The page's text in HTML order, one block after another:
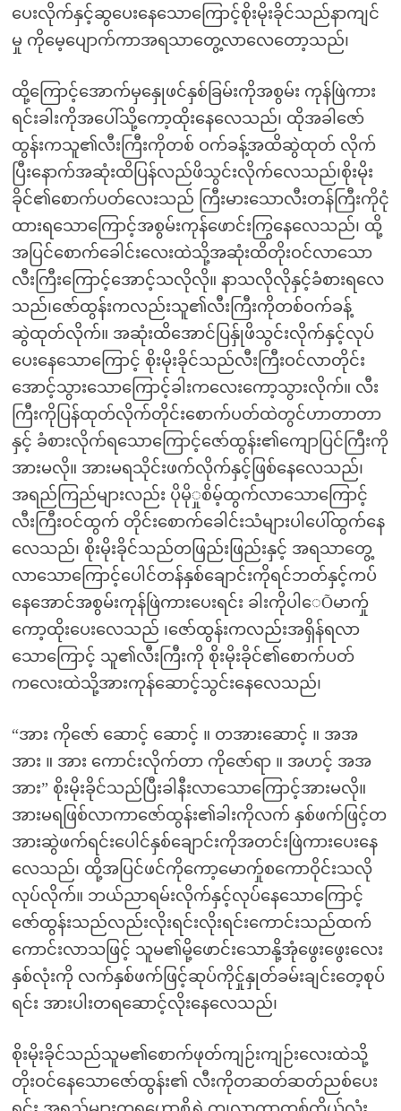
ပေးလိုက်နှင့်ဆွပေးနေသောကြောင့်စိုးမိုးခိုင်သည်နာကျင်
မှု ကိုမေ့ပျောက်ကာအရသာတွေ့လာလေတော့သည်၊
ထို့ကြောင့်အောက်မှနှေုဖင်နှစ်ခြမ်းကိုအစွမ်း ကုန်ဖြဲကား
ရင်းခါးကိုအပေါ်သို့ကော့ထိုးနေလေသည်၊ ထိုအခါဇော်
ထွန်းကသူ၏လီးကြီးကိုတစ် ဝက်ခန့်အထိဆွဲထုတ် လိုက်
ပြီးနောက်အဆုံးထိပြန်လည်ဖိသွင်းလိုက်လေသည်၊စိုးမိုး
ခိုင်၏စောက်ပတ်လေးသည် ကြီးမားသောလီးတန်ကြီးကိုငုံ
ထားရသောကြောင့်အစွမ်းကုန်ဖောင်းကြွနေလေသည်၊ ထို့
အပြင်စောက်ခေါင်းလေးထဲသို့အဆုံးထိတိုးဝင်လာသော
လီးကြီးကြောင့်အောင့်သလိုလို။ နာသလိုလိုနှင့်ခံစားရလေ
သည်၊ဇော်ထွန်းကလည်းသူ၏လီးကြီးကိုတစ်ဝက်ခန့်
ဆွဲထုတ်လိုက်။ အဆုံးထိအောင်ပြန်ှုဖိသွင်းလိုက်နှင့်လုပ်
ပေးနေသောကြောင့် စိုးမိုးခိုင်သည်လီးကြီးဝင်လာတိုင်း
အောင့်သွားသောကြောင့်ခါးကလေးကော့သွားလိုက်။ လီး
ကြီးကိုပြန်ထုတ်လိုက်တိုင်းစောက်ပတ်ထဲတွင်ဟာတာတာ
နှင့် ခံစားလိုက်ရသောကြောင့်ဇော်ထွန်း၏ကျောပြင်ကြီးကို
အားမလို။ အားမရသိုင်းဖက်လိုက်နှင့်ဖြစ်နေလေသည်၊
အရည်ကြည်များလည်း ပိုမိုှုစိမ့်ထွက်လာသောကြောင့်
လီးကြီးဝင်ထွက် တိုင်းစောက်ခေါင်းသံများပါပေါ်ထွက်နေ
လေသည်၊ စိုးမိုးခိုင်သည်တဖြည်းဖြည်းနှင့် အရသာတွေ့
လာသောကြောင့်ပေါင်တန်နှစ်ချောင်းကိုရင်ဘတ်နှင့်ကပ်
နေအောင်အစွမ်းကုန်ဖြဲကားပေးရင်း ခါးကိုပါေÕမာက်ှု
ကော့ထိုးပေးလေသည် ၊ဇော်ထွန်းကလည်းအရှိန်ရလာ
သောကြောင့် သူ၏လီးကြီးကို စိုးမိုးခိုင်၏စောက်ပတ်
ကလေးထဲသို့အားကုန်ဆောင့်သွင်းနေလေသည်၊
“အား ကိုဇော် ဆောင့် ဆောင့် ။ တအားဆောင့် ။ အအ
အား ။ အား ကောင်းလိုက်တာ ကိုဇော်ရာ ။ အဟင့် အအ
အား” စိုးမိုးခိုင်သည်ပြီးခါနီးလာသောကြောင့်အားမလို။
အားမရဖြစ်လာကာဇော်ထွန်း၏ခါးကိုလက် နှစ်ဖက်ဖြင့်တ
အားဆွဲဖက်ရင်းပေါင်နှစ်ချောင်းကိုအတင်းဖြဲကားပေးနေ
လေသည်၊ ထို့အပြင်ဖင်ကိုကော့မောက်ှုစကောဝိုင်းသလို
လုပ်လိုက်။ ဘယ်ညာရမ်းလိုက်နှင့်လုပ်နေသောကြောင့်
ဇော်ထွန်းသည်လည်းလိုးရင်းလိုးရင်းကောင်းသည်ထက်
ကောင်းလာသဖြင့် သူမ၏မို့ဖောင်းသောနို့အုံဖွေးဖွေးလေး
နှစ်လုံးကို လက်နှစ်ဖက်ဖြင့်ဆုပ်ကိုင်ှုနှုတ်ခမ်းချင်းတေ့စုပ်
ရင်း အားပါးတရဆောင့်လိုးနေလေသည်၊
စိုးမိုးခိုင်သည်သူမ၏စောက်ဖုတ်ကျဉ်းကျဉ်းလေးထဲသို့
တိုးဝင်နေသောဇော်ထွန်း၏ လီးကိုတဆတ်ဆတ်ညစ်ပေး